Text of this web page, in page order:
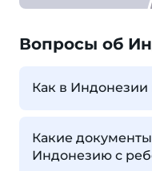
Вопросы об
Как в Индонезии
Какие
Индонезию с